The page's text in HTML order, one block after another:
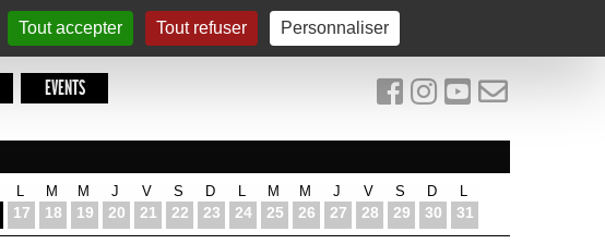
Tout accepter Tout refuser Personnaliser
EVENTS
17
M
18
M
19
J
20
V
21
S
22
D
23 24
M
25
M
26
J
27
V
28
S
29
D
30 31